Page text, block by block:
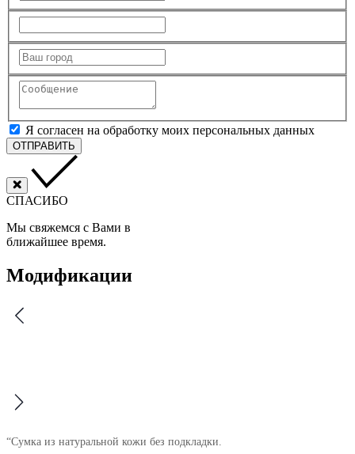
Я согласен на обработку моих персональных данных
ОТПРАВИТЬ
СПАСИБО
Мы свяжемся с Вами в
ближайшее время.
Модификации
“Сумка из натуральной кожи без подкладки.